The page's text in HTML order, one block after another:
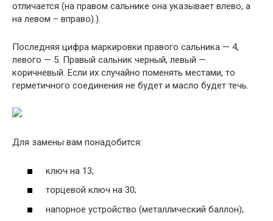
отличается (на правом сальнике она указывает влево, а
на левом – вправо).).
Последняя цифра маркировки правого сальника — 4,
левого — 5. Правый сальник черный, левый —
коричневый. Если их случайно поменять местами, то
герметичного соединения не будет и масло будет течь.
Для замены вам понадобится:
ключ на 13;
торцевой ключ на 30;
напорное устройство (металлический баллон);